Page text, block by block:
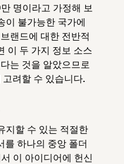
명이라고 가정해 보
이 불가능한 국가에
랜드에 대한 전반적
이 두 가지 정보 소스
는 것을 알았으므로
려할 수 있습니다.
지할 수 있는 적절한
를 하나의 중앙 폴더
이 아이디어에 헌신